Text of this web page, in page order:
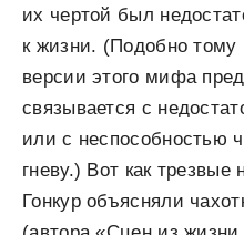
их чертой был
к жизни. (Подобно тому
версии этого мифа
связывается с
или с неспособностью
гневу.) Вот как
Гонкур объясняли